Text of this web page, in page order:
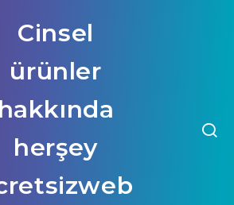
Cinsel
ürünler
hakkında
herşey